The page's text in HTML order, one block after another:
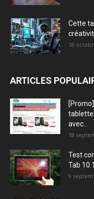
Cette
18
ARTICLES
avec...
18
Test
Tab 10.1
9